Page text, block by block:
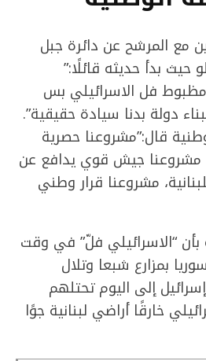
مع المرشح عن دائرة جبل
حيث بدأ حديثه قائلًا:”
فل الاسرائيلي بس
دولة بدنا سيادة حقيقية”.
قال:”مشروعنا حصرية
مشروعنا جيش قوي يدافع عن
مشروعنا قرار وطني
بأن “الاسرائيلي فلّ” في وقت
بمزارع شبعا وتلال
إلى اليوم تحتلهم
خارقًا أراضي لبنانية جوًا